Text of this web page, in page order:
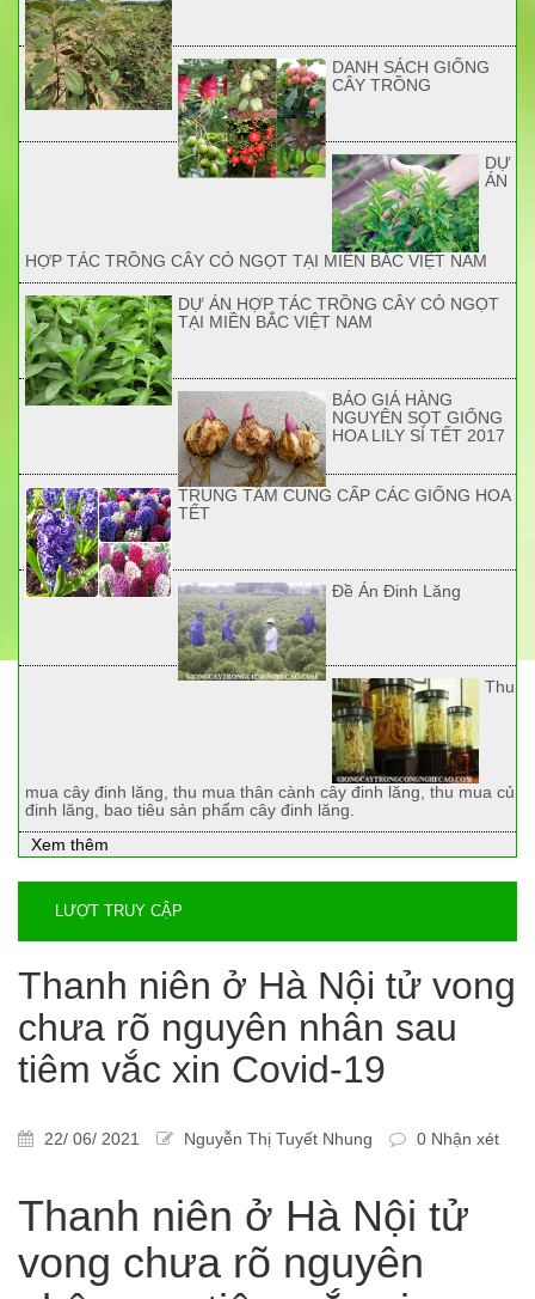
DANH SÁCH GIỐNG
CÂY TRỒNG
DỰ
ÁN
HỢP TÁC TRỒNG CÂY CỎ NGỌT TẠI MIỀN BẮC VIỆT NAM
DỰ ÁN HỢP TÁC TRỒNG CÂY CỎ NGỌT
TẠI MIỀN BẮC VIỆT NAM
BÁO GIÁ HÀNG
NGUYÊN SỌT GIỐNG
HOA LILY SỈ TẾT 2017
TRUNG TÂM CUNG CẤP CÁC GIỐNG HOA
TẾT
Đề Án Đinh Lăng
Thu
mua cây đinh lăng, thu mua thân cành cây đinh lăng, thu mua củ
đinh lăng, bao tiêu sản phẩm cây đinh lăng.
Xem thêm
LƯỢT TRUY CẬP
Thanh niên ở Hà Nội tử vong
chưa rõ nguyên nhân sau
tiêm vắc xin Covid-19
22/ 06/ 2021 Nguyễn Thị Tuyết Nhung 0 Nhận xét
Thanh niên ở Hà Nội tử
vong chưa rõ nguyên